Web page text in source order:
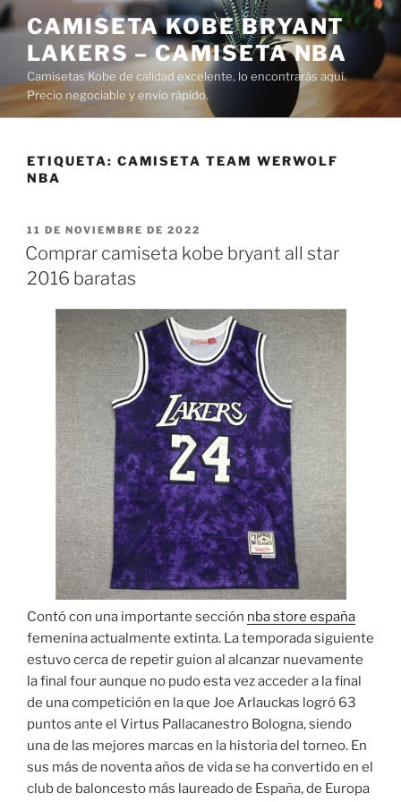
Saltar
al
contenido
CAMISETA KOBE BRYANT
LAKERS – CAMISETA NBA
Camisetas Kobe de calidad excelente, lo encontrarás aquí.
Precio negociable y envío rápido.
ETIQUETA: CAMISETA TEAM WERWOLF
NBA
PUBLICADO
EL
11 DE NOVIEMBRE DE 2022
Comprar camiseta kobe bryant all star
2016 baratas
Contó con una importante sección nba store españa
femenina actualmente extinta. La temporada siguiente
estuvo cerca de repetir guion al alcanzar nuevamente
la final four aunque no pudo esta vez acceder a la final
de una competición en la que Joe Arlauckas logró 63
puntos ante el Virtus Pallacanestro Bologna, siendo
una de las mejores marcas en la historia del torneo. En
sus más de noventa años de vida se ha convertido en el
club de baloncesto más laureado de España, de Europa